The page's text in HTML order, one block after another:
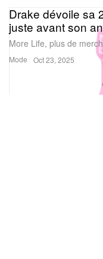
Mode
Drake dévoile sa
juste avant son
More Life, plus de
Oct 23, 2025